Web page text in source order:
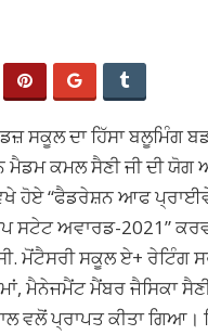
ਸਕੂਲ ਦਾ ਹਿੱਸਾ ਬਲੂਮਿੰਗ
ਕਮਲ ਸੈਣੀ ਜੀ ਦੀ ਯੋਗ
ਵਿਖੇ ਹੋਏ “ਫੈਡਰੇਸ਼ਨ ਆਫ
ਸਟੇਟ ਅਵਾਰਡ-2021”
ਮੋਂਟੈਸਰੀ ਸਕੂਲ ਏ+ ਰੇਟਿੰਗ
ਮੈਨੇਜਮੈਂਟ ਮੈਂਬਰ ਜੈਸਿਕਾ
ਵਲੋਂ ਪ੍ਰਾਪਤ ਕੀਤਾ